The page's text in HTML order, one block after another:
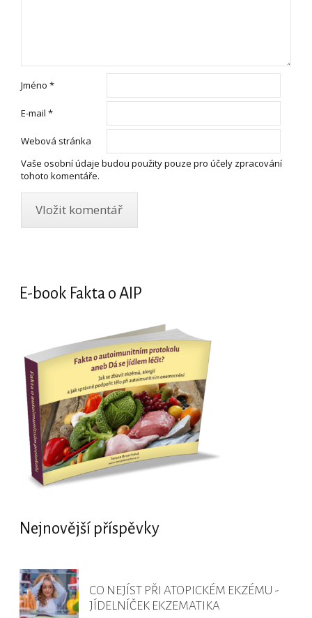
Jméno *
E-mail *
Webová stránka
Vaše osobní údaje budou použity pouze pro účely zpracování
tohoto komentáře.
E-book Fakta o AIP
Nejnovější příspěvky
CO NEJÍST PŘI ATOPICKÉM EKZÉMU -
JÍDELNÍČEK EKZEMATIKA